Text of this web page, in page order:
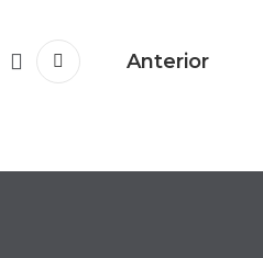
Anterior